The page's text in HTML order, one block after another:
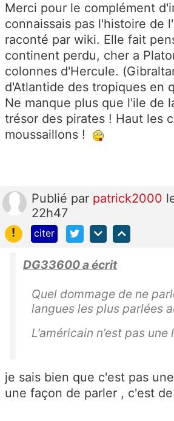
Merci pour le complément
connaissais pas l'histoire de
raconté par wiki. Elle fait
continent perdu, cher a
colonnes d'Hercule.
d'Atlantide des tropiques en
Ne manque plus que l'ile de
trésor des pirates ! Haut les
moussaillons !
Publié par patrick2000
22h47
!
citer
DG33600 a écrit
Quel dommage de ne
langues les plus parlées
L’américain n’est pas une
je sais bien que c'est pas
une façon de parler , c'est